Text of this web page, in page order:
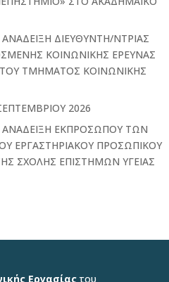
ΔΙΕΥΘΥΝΤΗ/ΝΤΡΙΑΣ
ΚΟΙΝΩΝΙΚΗΣ ΕΡΕΥΝΑΣ
ΤΟΥ ΤΜΗΜΑΤΟΣ ΚΟΙΝΩΝΙΚΗΣ
2026
ΑΝΑΔΕΙΞΗ ΕΚΠΡΟΣΩΠΟΥ ΤΩΝ
ΕΡΓΑΣΤΗΡΙΑΚΟΥ ΠΡΟΣΩΠΙΚΟΥ
ΣΧΟΛΗΣ ΕΠΙΣΤΗΜΩΝ ΥΓΕΙΑΣ
Εργασίαςτου